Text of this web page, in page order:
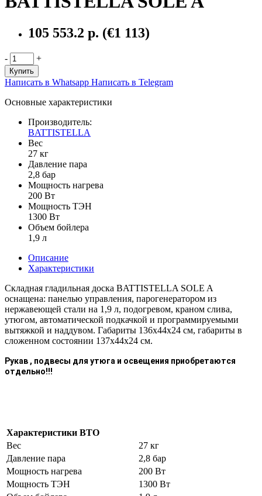
105 553.2 р. (€1 113)
- +
Купить
Написать в Whatsapp Написать в Telegram
Основные характеристики
Производитель:
BATTISTELLA
Вес
27 кг
Давление пара
2,8 бар
Мощность нагрева
200 Вт
Мощность ТЭН
1300 Вт
Объем бойлера
1,9 л
Описание
Характеристики
Складная гладильная доска BATTISTELLA SOLE A
оснащена: панелью управления, парогенератором из
нержавеющей стали на 1,9 л, подогревом, краном слива,
утюгом, автоматической подкачкой и программируемыми
вытяжкой и наддувом. Габариты 136x44x24 см, габариты в
сложенном состоянии 137x44x24 см.
Рукав , подвесы для утюга и освещения приобретаются
отдельно!!!
Характеристики ВТО
Вес
27 кг
Давление пара
2,8 бар
Мощность нагрева
200 Вт
Мощность ТЭН
1300 Вт